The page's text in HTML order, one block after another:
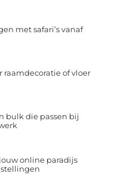
met safari’s vanaf
raamdecoratie of vloer
bulk die passen bij
online paradijs